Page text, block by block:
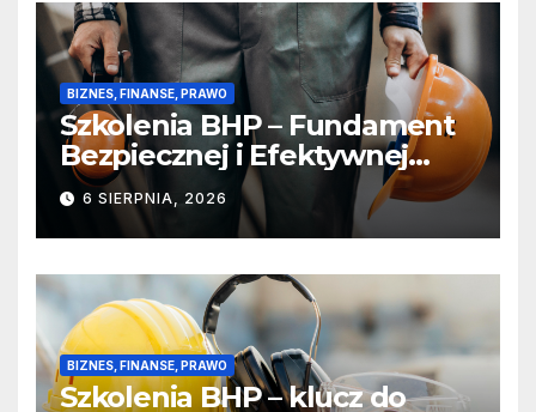
BIZNES, FINANSE, PRAWO
Szkolenia BHP – Fundament
Bezpiecznej i Efektywnej
Pracy
6 SIERPNIA, 2026
BIZNES, FINANSE, PRAWO
Szkolenia BHP – klucz do